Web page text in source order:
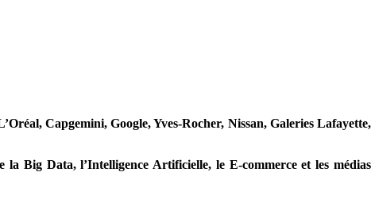
Capgemini, Google, Yves-Rocher, Nissan, Galeries Lafayette,
Big Data, l’Intelligence Artificielle, le E-commerce et les médias